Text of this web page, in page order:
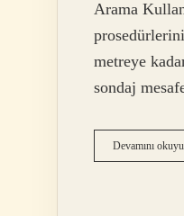
Arama
metreye
sondaj
Devamını